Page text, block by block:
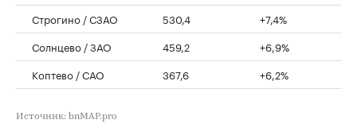
Строгино / СЗАО
530,4
+7,4%
Солнцево / ЗАО
459,2
+6,9%
Коптево / САО
367,6 +6,2%
Источник: bnMAP.pro